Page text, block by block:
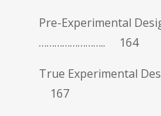
Pre-Experimental
…………………….. 164
True Experimental
167